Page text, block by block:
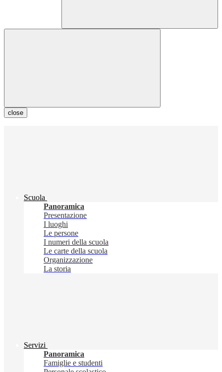
close
Scuola
Panoramica
Presentazione
I luoghi
Le persone
I numeri della scuola
Le carte della scuola
Organizzazione
La storia
Servizi
Panoramica
Famiglie e studenti